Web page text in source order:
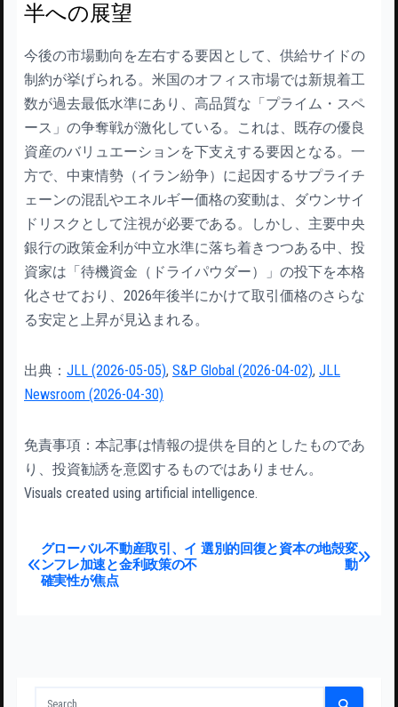
半への展望
今後の市場動向を左右する要因として、供給サイドの
制約が挙げられる。米国のオフィス市場では新規着工
数が過去最低水準にあり、高品質な「プライム・スペ
ース」の争奪戦が激化している。これは、既存の優良
資産のバリュエーションを下支えする要因となる。一
方で、中東情勢（イラン紛争）に起因するサプライチ
ェーンの混乱やエネルギー価格の変動は、ダウンサイ
ドリスクとして注視が必要である。しかし、主要中央
銀行の政策金利が中立水準に落ち着きつつある中、投
資家は「待機資金（ドライパウダー）」の投下を本格
化させており、2026年後半にかけて取引価格のさらな
る安定と上昇が見込まれる。
出典： JLL (2026-05-05), S&P Global (2026-04-02), JLL
Newsroom (2026-04-30)
免責事項：本記事は情報の提供を目的としたものであ
り、投資勧誘を意図するものではありません。
Visuals created using artificial intelligence.
投稿ナビゲーション
選別的回復と資本の地殻変
動
グローバル不動産取引、イ
ンフレ加速と金利政策の不
確実性が焦点